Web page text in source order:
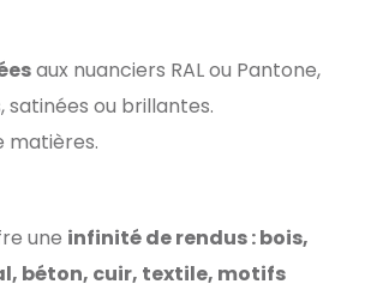
aux nuanciers RAL ou Pantone,
satinées ou brillantes.
matières.
une infinité de rendus : bois,
béton, cuir, textile, motifs